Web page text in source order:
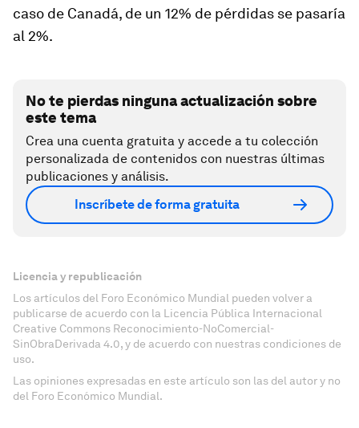
caso de Canadá, de un 12% de pérdidas se pasaría
al 2%.
No te pierdas ninguna actualización sobre
este tema
Crea una cuenta gratuita y accede a tu colección
personalizada de contenidos con nuestras últimas
publicaciones y análisis.
Inscríbete de forma gratuita
Licencia y republicación
Los artículos del Foro Económico Mundial pueden volver a
publicarse de acuerdo con la Licencia Pública Internacional
Creative Commons Reconocimiento-NoComercial-
SinObraDerivada 4.0, y de acuerdo con nuestras condiciones de
uso.
Las opiniones expresadas en este artículo son las del autor y no
del Foro Económico Mundial.